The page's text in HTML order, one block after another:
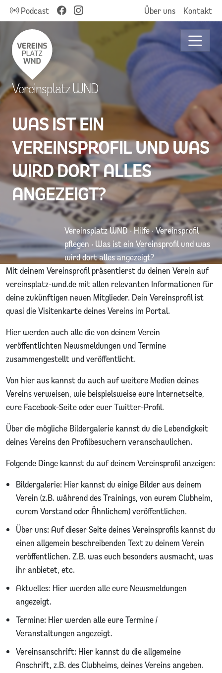
Podcast Über uns Kontakt
WAS IST EIN
VEREINSPROFIL UND WAS
WIRD DORT ALLES
ANGEZEIGT?
Vereinsplatz WND
Vereinsplatz WND·Hilfe ·Vereinsprofil
pflegen · Was ist ein Vereinsprofil und was
wird dort alles angezeigt?
Mit deinem Vereinsprofil präsentierst du deinen Verein auf
vereinsplatz-wnd.de mit allen relevanten Informationen für
deine zukünftigen neuen Mitglieder. Dein Vereinsprofil ist
quasi die Visitenkarte deines Vereins im Portal.
Hier werden auch alle die von deinem Verein
veröffentlichten Newsmeldungen und Termine
zusammengestellt und veröffentlicht.
Von hier aus kannst du auch auf weitere Medien deines
Vereins verweisen, wie beispielsweise eure Internetseite,
eure Facebook-Seite oder euer Twitter-Profil.
Über die mögliche Bildergalerie kannst du die Lebendigkeit
deines Vereins den Profilbesuchern veranschaulichen.
Folgende Dinge kannst du auf deinem Vereinsprofil anzeigen:
Bildergalerie: Hier kannst du einige Bilder aus deinem
Verein (z.B. während des Trainings, von eurem Clubheim,
eurem Vorstand oder Ähnlichem) veröffentlichen.
Über uns: Auf dieser Seite deines Vereinsprofils kannst du
einen allgemein beschreibenden Text zu deinem Verein
veröffentlichen. Z.B. was euch besonders ausmacht, was
ihr anbietet, etc.
Aktuelles: Hier werden alle eure Newsmeldungen
angezeigt.
Termine: Hier werden alle eure Termine /
Veranstaltungen angezeigt.
Vereinsanschrift: Hier kannst du die allgemeine
Anschrift, z.B. des Clubheims, deines Vereins angeben.